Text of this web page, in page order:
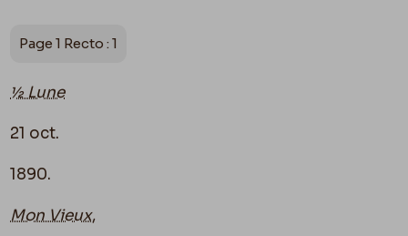
Page 1 Recto : 1
½ Lune
21 oct.
1890.
Mon Vieux,